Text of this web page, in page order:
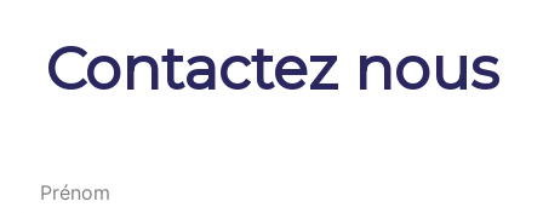
Contactez nous